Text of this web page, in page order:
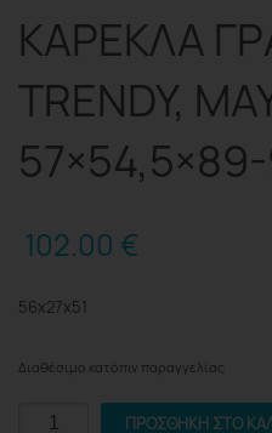
ΚΑΡΕΚΛΑ
TRENDY,
102.00 €
56x27x51
Διαθέσιμο κατόπιν παραγγελίας
ΚΑΡΕΚΛΑ
ΠΡΟΣΘΉΚΗ ΣΤΟ